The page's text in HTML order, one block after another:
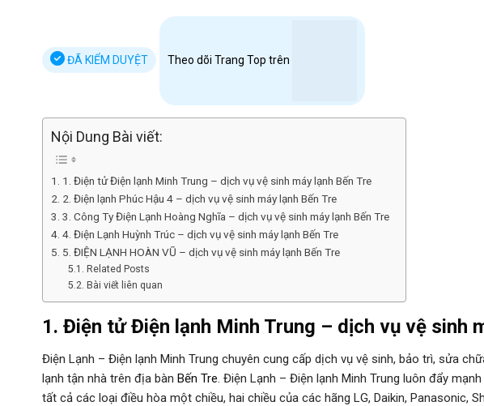
ĐÃ KIỂM DUYỆT Theo dõi Trang Top trên
Nội Dung Bài viết:
1. Điện tử Điện lạnh Minh Trung – dịch vụ vệ sinh máy lạnh Bến Tre
2. Điện lạnh Phúc Hậu 4 – dịch vụ vệ sinh máy lạnh Bến Tre
3. Công Ty Điện Lạnh Hoàng Nghĩa – dịch vụ vệ sinh máy lạnh Bến Tre
4. Điện Lạnh Huỳnh Trúc – dịch vụ vệ sinh máy lạnh Bến Tre
5. ĐIỆN LẠNH HOÀN VŨ – dịch vụ vệ sinh máy lạnh Bến Tre
Related Posts
Bài viết liên quan
1. Điện tử Điện lạnh Minh Trung – dịch vụ vệ sinh
Điện Lạnh – Điện lạnh Minh Trung chuyên cung cấp dịch vụ vệ sinh, bảo trì, sửa
lạnh tận nhà trên địa bàn Bến Tre. Điện Lạnh – Điện lạnh Minh Trung luôn đẩy
tất cả các loại điều hòa một chiều, hai chiều của các hãng LG, Daikin, Panasonic,